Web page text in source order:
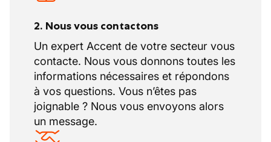
2. Nous vous contactons
Un expert Accent de votre secteur vous
contacte. Nous vous donnons toutes les
informations nécessaires et répondons
à vos questions. Vous n’êtes pas
joignable ? Nous vous envoyons alors
un message.